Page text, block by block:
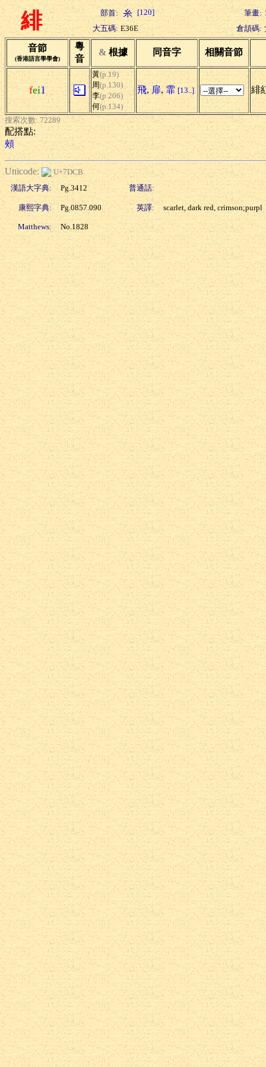
緋 部首: [120] 筆畫:
大五碼: E36E 倉頡碼:
音節
(香港語言學學會)
粵
音
& 根據 同音字 相關音節
fei1
黃(p.19)
周(p.130)
李(p.206)
何(p.134)
飛, 扉, 霏 [13..] 緋
搜索次數: 72289
配搭點:
頰
Unicode:
U+7DCB
漢語大字典:
Pg.3412 普通話:
康熙字典: Pg.0857.090 英譯: scarlet, dark red, crimson;purpl
Matthews: No.1828